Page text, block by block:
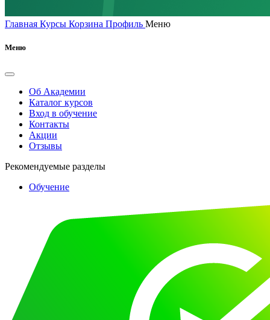
Главная Курсы Корзина Профиль Меню
Меню
Об Академии
Каталог курсов
Вход в обучение
Контакты
Акции
Отзывы
Рекомендуемые разделы
Обучение